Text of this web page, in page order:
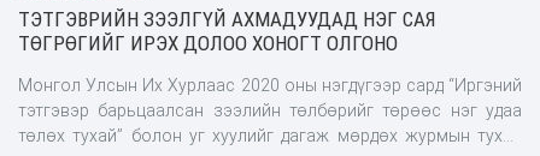
ТЭТГЭВРИЙН ЗЭЭЛГҮЙ АХМАДУУДАД НЭГ САЯ
ТӨГРӨГИЙГ ИРЭХ ДОЛОО ХОНОГТ ОЛГОНО
Монгол Улсын Их Хурлаас 2020 оны нэгдүгээр сард “Иргэний
тэтгэвэр барьцаалсан зээлийн төлбөрийг төрөөс нэг удаа
төлөх тухай” болон уг хуулийг дагаж мөрдөх журмын тухай